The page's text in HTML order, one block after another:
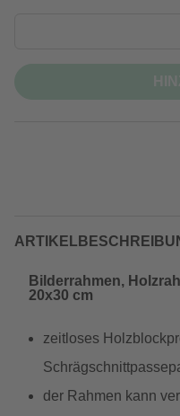
Bilderrahmen,
20x30 cm
zeitloses
der Rahmen kann